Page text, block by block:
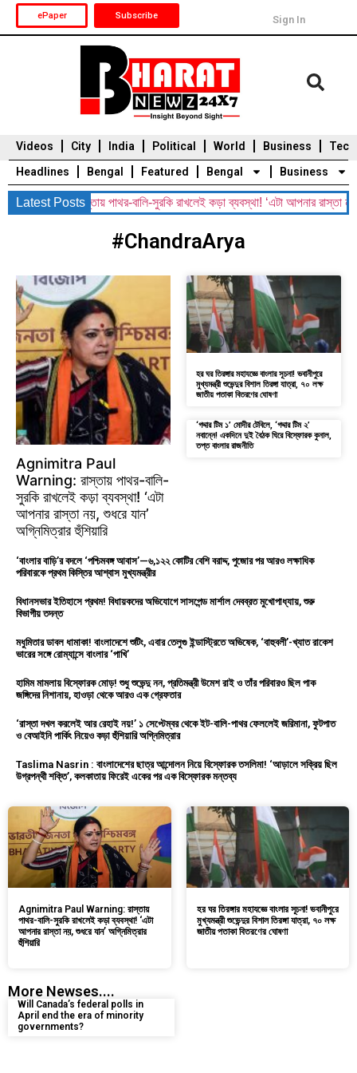
ePaper Subscribe Sign In
Videos City India Political World Business
Tech
Headlines
Bengal Featured Bengal
Durga Puja 2025
Business
Auto
Latest Posts
রাস্তায় পাথর-বালি-সুরকি রাখলেই কড়া ব্যবস্থা! ‘এটা আপনার রাস্তা নয়,
#ChandraArya
Agnimitra Paul
Warning: রাস্তায় পাথর-বালি-
সুরকি রাখলেই কড়া ব্যবস্থা! ‘এটা
আপনার রাস্তা নয়, শুধরে যান’
অগ্নিমিত্রার হুঁশিয়ারি
হর ঘর তিরঙ্গার মহাযজ্ঞে বাংলার সূচনা! ভবানীপুরে
মুখ্যমন্ত্রী শুভেন্দুর বিশাল তিরঙ্গা যাত্রা, ৭০ লক্ষ
জাতীয় পতাকা বিতরণের ঘোষণা
‘গদ্দার টিম ১’ মোদীর টেবিলে, ‘গদ্দার টিম ২’
নবান্নে! একদিনে দুই বৈঠক ঘিরে বিস্ফোরক কুনাল,
তপ্ত বাংলার রাজনীতি
‘বাংলার বাড়ি’র বদলে ‘পশ্চিমবঙ্গ আবাস’—৬,১২২ কোটির বেশি বরাদ্দ, পুজোর পর আরও লক্ষাধিক
পরিবারকে প্রথম কিস্তির আশ্বাস মুখ্যমন্ত্রীর
বিধানসভার ইতিহাসে প্রথম! বিধায়কদের অভিযোগে সাসপেন্ড মার্শাল দেবব্রত মুখোপাধ্যায়, শুরু
বিভাগীয় তদন্ত
মধুমিতার ডাবল ধামাকা! বাংলাদেশে শুটিং, এবার তেলুগু ইন্ডাস্ট্রিতে অভিষেক, ‘বাহুবলী’-খ্যাত রাকেশ
ভারের সঙ্গে রোম্যান্সে বাংলার ‘পাখি’
হামিম মামলায় বিস্ফোরক মোড়! শুধু শুভেন্দু নন, প্রতিমন্ত্রী উমেশ রাই ও তাঁর পরিবারও ছিল পাক
জঙ্গিদের নিশানায়, হাওড়া থেকে আরও এক গ্রেফতার
‘রাস্তা দখল করলেই আর রেহাই নয়!’ ১ সেপ্টেম্বর থেকে ইট-বালি-পাথর ফেললেই জরিমানা, ফুটপাত
ও বেআইনি পার্কিং নিয়েও কড়া হুঁশিয়ারি অগ্নিমিত্রার
Taslima Nasrin : বাংলাদেশের ছাত্র আন্দোলন নিয়ে বিস্ফোরক তসলিমা! ‘আড়ালে সক্রিয় ছিল
উগ্রপন্থী শক্তি’, কলকাতায় ফিরেই একের পর এক বিস্ফোরক মন্তব্য
Agnimitra Paul Warning: রাস্তায়
পাথর-বালি-সুরকি রাখলেই কড়া ব্যবস্থা! ‘এটা
আপনার রাস্তা নয়, শুধরে যান’ অগ্নিমিত্রার
হুঁশিয়ারি
হর ঘর তিরঙ্গার মহাযজ্ঞে বাংলার সূচনা! ভবানীপুরে
মুখ্যমন্ত্রী শুভেন্দুর বিশাল তিরঙ্গা যাত্রা, ৭০ লক্ষ
জাতীয় পতাকা বিতরণের ঘোষণা
More Newses....
Will Canada’s federal polls in
April end the era of minority
governments?